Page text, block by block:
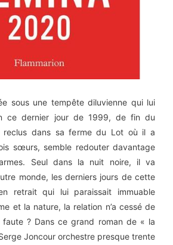
sous une tempête diluvienne qui lui
ce dernier jour de 1999, de fin du
reclus dans sa ferme du Lot où il a
sœurs, semble redouter davantage
Seul dans la nuit noire, il va
monde, les derniers jours de cette
retrait qui lui paraissait immuable
et la nature, la relation n’a cessé de
? Dans ce grand roman de « la
Joncour orchestre presque trente